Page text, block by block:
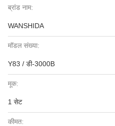
ब्रांड नाम:
WANSHIDA
मॉडल संख्या:
Y83 / डी-3000B
मूक:
1 सेट
कीमत: